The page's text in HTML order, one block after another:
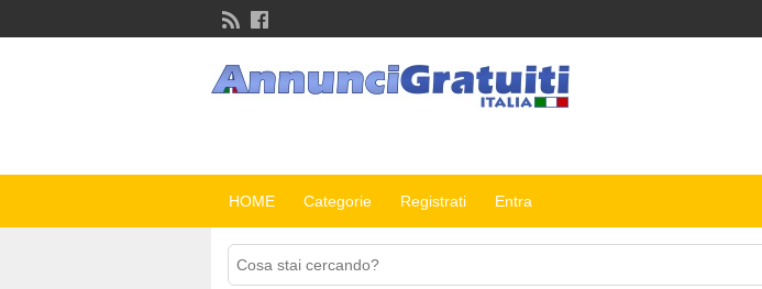
HOME Categorie Registrati Entra